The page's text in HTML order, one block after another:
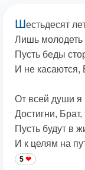
Шестьдесят
Лишь молодеть
Пусть беды
И не касаются,
От всей души я
Достигни,
Пусть будут в
И к целям на
5